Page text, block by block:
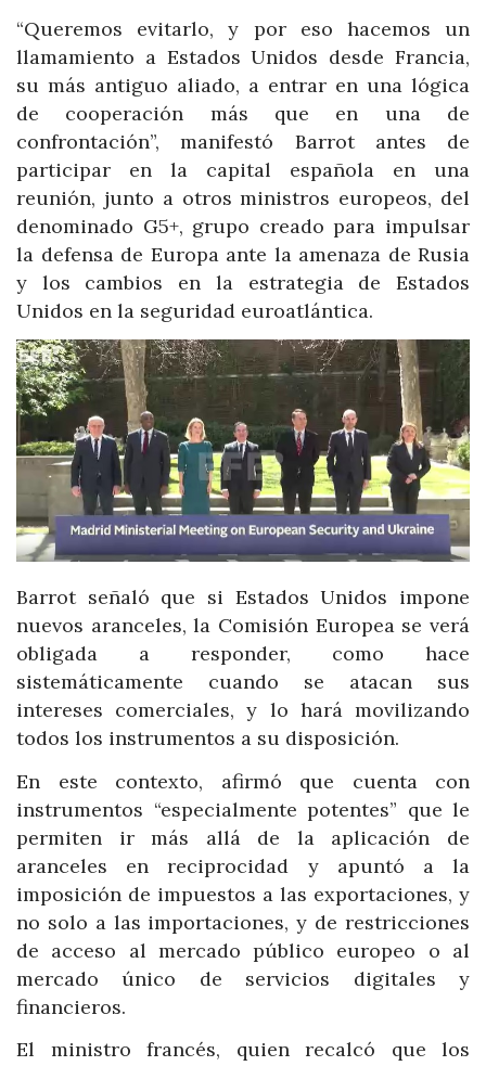
“Queremos evitarlo, y por eso hacemos un
llamamiento a Estados Unidos desde Francia,
su más antiguo aliado, a entrar en una lógica
de cooperación más que en una de
confrontación”, manifestó Barrot antes de
participar en la capital española en una
reunión, junto a otros ministros europeos, del
denominado G5+, grupo creado para impulsar
la defensa de Europa ante la amenaza de Rusia
y los cambios en la estrategia de Estados
Unidos en la seguridad euroatlántica.
Barrot señaló que si Estados Unidos impone
nuevos aranceles, la Comisión Europea se verá
obligada a responder, como hace
sistemáticamente cuando se atacan sus
intereses comerciales, y lo hará movilizando
todos los instrumentos a su disposición.
En este contexto, afirmó que cuenta con
instrumentos “especialmente potentes” que le
permiten ir más allá de la aplicación de
aranceles en reciprocidad y apuntó a la
imposición de impuestos a las exportaciones, y
no solo a las importaciones, y de restricciones
de acceso al mercado público europeo o al
mercado único de servicios digitales y
financieros.
El ministro francés, quien recalcó que los